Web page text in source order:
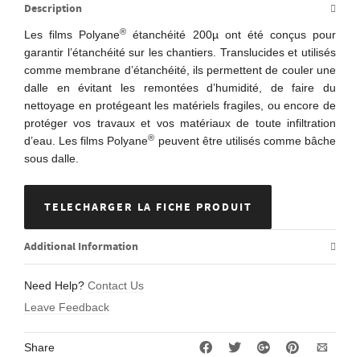
Description
Les films Polyane®
étanchéité 200µ ont été conçus pour
garantir l’étanchéité sur les chantiers. Translucides et utilisés
comme membrane d’étanchéité, ils permettent de couler une
dalle en évitant les remontées d’humidité, de faire du
nettoyage en protégeant les matériels fragiles, ou encore de
protéger vos travaux et vos matériaux de toute infiltration
d’eau. Les films Polyane® peuvent être utilisés comme bâche
sous dalle.
TELECHARGER LA FICHE PRODUIT
Additional Information
Need Help? Contact Us
Leave Feedback
Share